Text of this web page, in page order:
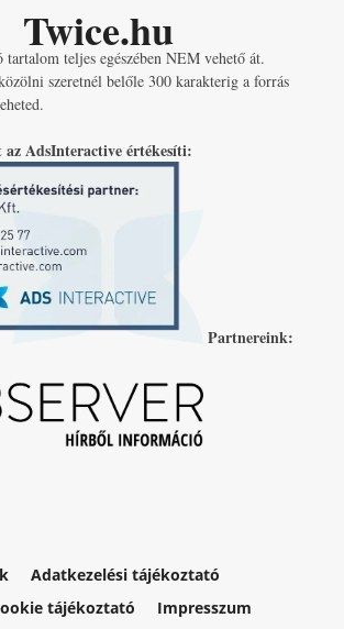
Twice.hu
teljes egészében NEM vehető át.
szeretnél belőle 300 karakterig a forrás
AdsInteractive értékesíti:
Partnereink:
Adatkezelési tájékoztató
tájékoztató
Impresszum